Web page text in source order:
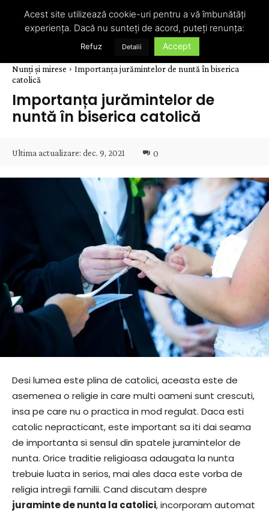
Nunți și mirese
Importanța jurămintelor de nuntă în biserica
catolică
Importanța jurămintelor de
nuntă în biserica catolică
Ultima actualizare: dec. 9, 2021 0
Desi lumea este plina de catolici, aceasta este de
asemenea o religie in care multi oameni sunt crescuti,
insa pe care nu o practica in mod regulat. Daca esti
catolic nepracticant, este important sa iti dai seama
de importanta si sensul din spatele juramintelor de
nunta. Orice traditie religioasa adaugata la nunta
trebuie luata in serios, mai ales daca este vorba de
religia intregii familii. Cand discutam despre
juraminte de nunta la catolici, incorporam automat
Acest site utilizează cookie-uri pentru a vă îmbunătăți
experiența. Dacă nu sunteți de acord, puteți renunța:
Refuz Detalii Accept